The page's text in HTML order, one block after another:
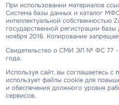
При использовании материалов
Система базы данных и каталог
интеллектуальной собственностью
государственной регистрации
ноября 2016. Копирование
Свидетельство о СМИ ЭЛ № ФС 77 -
года.
Используя сайт, вы соглашаетесь с
использует файлы cookie для
и обеспечения должного уровня
сервисов.